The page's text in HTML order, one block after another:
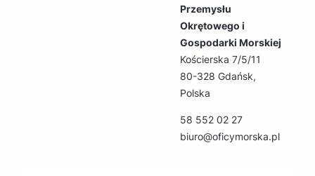
Przemysłu
Okrętowego i
Gospodarki Morskiej
Kościerska 7/5/11
80-328 Gdańsk,
Polska
58 552 02 27
biuro@oficymorska.pl